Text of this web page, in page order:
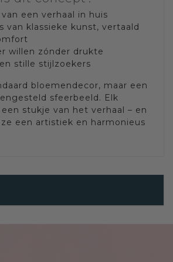
een verhaal in huis
van klassieke kunst, vertaald
willen zónder drukte
stille stijlzoekers
bloemendecor, maar een
sfeerbeeld. Elk
stukje van het verhaal – en
een artistiek en harmonieus